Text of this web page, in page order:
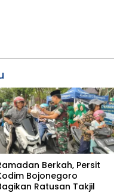
Berkah, Persit
Bojonegoro
Ratusan Takjil